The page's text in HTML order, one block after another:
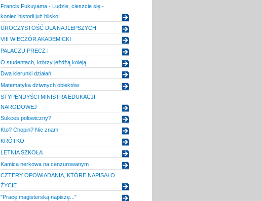
Francis Fukuyama - Ludzie, cieszcie się -
koniec historii już blisko!
UROCZYSTOŚĆ DLA NAJLEPSZYCH
VIII WIECZÓR AKADEMICKI
PALACZU PRECZ !
O studentach, którzy jeżdżą koleją
Dwa kierunki działań
Matematyka dziwnych obiektów
STYPENDYŚCI MINISTRA EDUKACJI
NARODOWEJ
Sukces połowiczny?
Kto? Chopin? Nie znam
KRÓTKO
LETNIA SZKOŁA
Kamica nerkowa na cenzurowanym
CZTERY OPOWIADANIA, KTÓRE NAPISAŁO
ŻYCIE
"Pracę magisterską napiszę..."